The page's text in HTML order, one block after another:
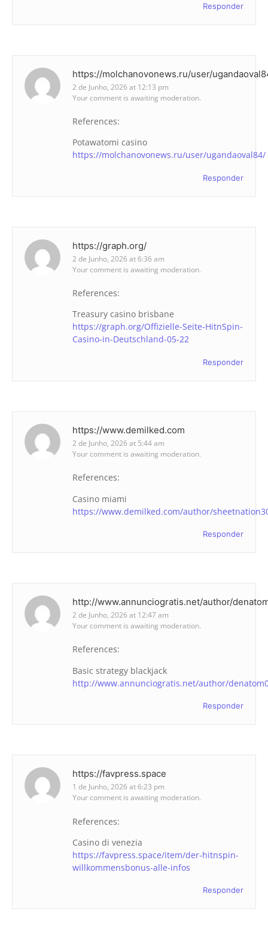
Responder
https://molchanovonews.ru/user/
2 de Junho, 2026 at 12:13 pm
Your comment is awaiting moderation.
References:
Potawatomi casino
https://molchanovonews.ru/user/ugandaoval84/
Responder
https://graph.org/
2 de Junho, 2026 at 6:36 am
Your comment is awaiting moderation.
References:
Treasury casino brisbane
https://graph.org/Offizielle-Seite-HitnSpin-
Casino-in-Deutschland-05-22
Responder
https://www.demilked.com
2 de Junho, 2026 at 5:44 am
Your comment is awaiting moderation.
References:
Casino miami
https://www.demilked.com/author/
Responder
http://www.annunciogratis.net/author/
2 de Junho, 2026 at 12:47 am
Your comment is awaiting moderation.
References:
Basic strategy blackjack
http://www.annunciogratis.net/author/
Responder
https://favpress.space
1 de Junho, 2026 at 6:23 pm
Your comment is awaiting moderation.
References:
Casino di venezia
https://favpress.space/item/der-hitnspin-
willkommensbonus-alle-infos
Responder